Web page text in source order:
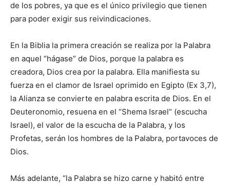
de los pobres, ya que es el único privilegio que tienen
para poder exigir sus reivindicaciones.
En la Biblia la primera creación se rea­liza por la Palabra
en aquel “hágase” de Dios, porque la palabra es
creadora, Dios crea por la palabra. Ella manifiesta su
fuerza en el clamor de Israel oprimido en Egipto (Ex 3,7),
la Alianza se convierte en palabra escrita de Dios. En el
Deuteronomio, resuena en el “Shema Israel” (escucha
Israel), el valor de la escucha de la Palabra, y los
Profetas, serán los hombres de la Palabra, portavoces de
Dios.
Más adelante, “la Palabra se hizo carne y habitó entre